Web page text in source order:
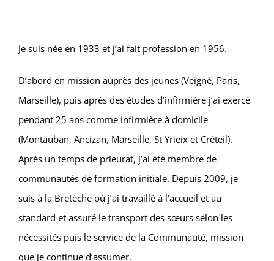
Je suis née en 1933 et j’ai fait profession en 1956.
D’abord en mission auprès des jeunes (Veigné, Paris,
Marseille), puis après des études d’infirmière j’ai exercé
pendant 25 ans comme infirmière à domicile
(Montauban, Ancizan, Marseille, St Yrieix et Créteil).
Après un temps de prieurat, j’ai été membre de
communautés de formation initiale. Depuis 2009, je
suis à la Bretèche où j’ai travaillé à l’accueil et au
standard et assuré le transport des sœurs selon les
nécessités puis le service de la Communauté, mission
que je continue d’assumer.